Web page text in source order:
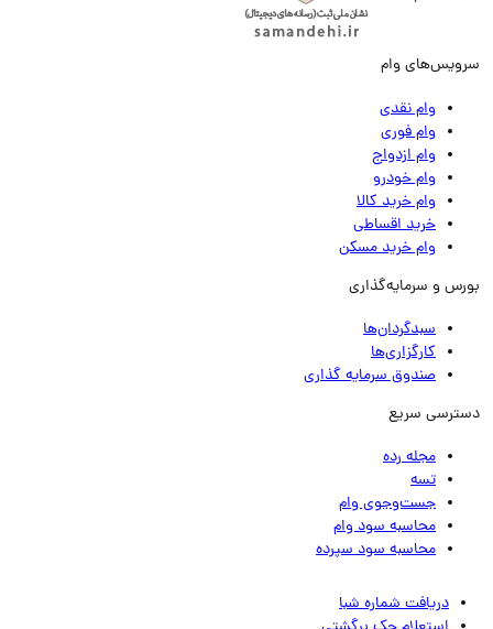
وام
وام نقدی
وام فوری
وام ازدواج
وام خودرو
وام خرید کالا
خرید اقساطی
وام خرید مسکن
و سرمایه‌گذاری
سبدگردان‌ها
کارگزاری‌ها
صندوق سرمایه گذاری
سریع
مجله رده
تسه
جست‌وجوی وام
محاسبه سود وام
محاسبه سود سپرده
دریافت شماره شبا